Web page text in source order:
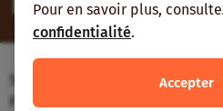
Pour en savoir plus,
confidentialité.
Accepter
Site web réalisé avec le soutien
Française de Développement